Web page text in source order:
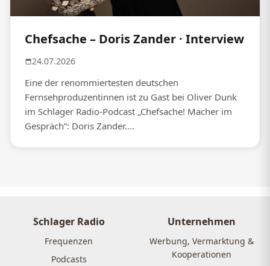
Chefsache – Doris Zander · Interview
24.07.2026
Eine der renommiertesten deutschen
Fernsehproduzentinnen ist zu Gast bei Oliver Dunk
im Schlager Radio-Podcast „Chefsache! Macher im
Gespräch“: Doris Zander....
Schlager Radio
Frequenzen
Podcasts
Unternehmen
Werbung, Vermarktung &
Kooperationen